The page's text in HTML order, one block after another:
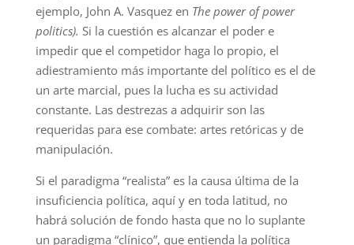
ejemplo, John A. Vasquez en The power of power
politics). Si la cuestión es alcanzar el poder e
impedir que el competidor haga lo propio, el
adiestramiento más importante del político es el de
un arte marcial, pues la lucha es su actividad
constante. Las destrezas a adquirir son las
requeridas para ese combate: artes retóricas y de
manipulación.
Si el paradigma “realista” es la causa última de la
insuficiencia política, aquí y en toda latitud, no
habrá solución de fondo hasta que no lo suplante
un paradigma “clínico”, que entienda la política